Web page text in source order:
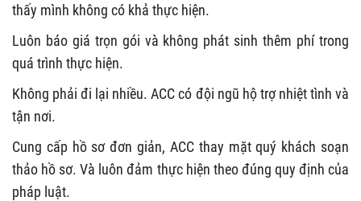
thấy mình không có khả thực hiện.
Luôn báo giá trọn gói và không phát sinh thêm phí trong
quá trình thực hiện.
Không phải đi lại nhiều. ACC có đội ngũ hộ trợ nhiệt tình và
tận nơi.
Cung cấp hồ sơ đơn giản, ACC thay mặt quý khách soạn
thảo hồ sơ. Và luôn đảm thực hiện theo đúng quy định của
pháp luật.